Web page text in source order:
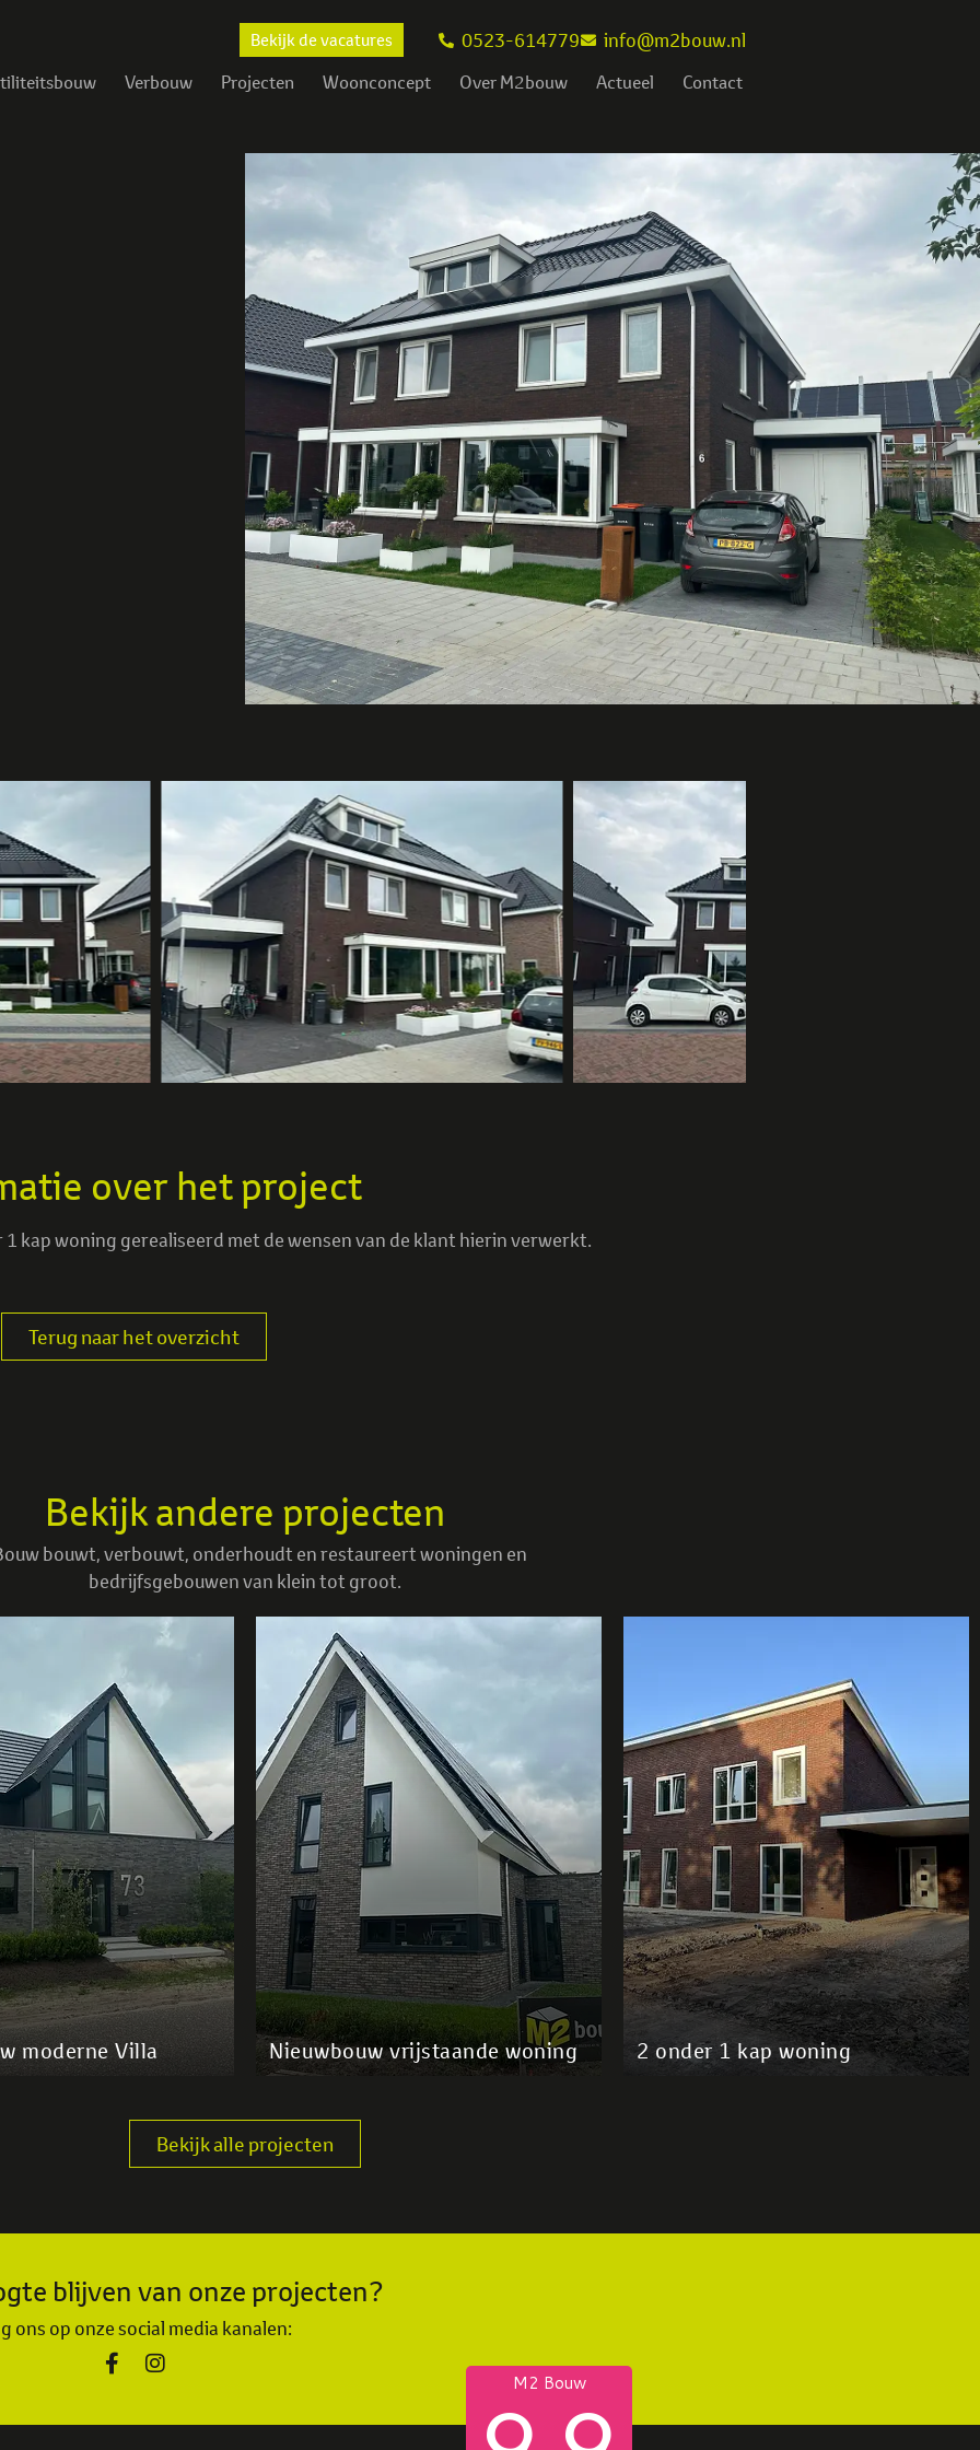
Bekijk de vacatures 0523-614779 info@m2bouw.nl
Verbouw Projecten Woonconcept Over M2bouw Actueel Contact
over het project
kap woning gerealiseerd met de wensen van de klant hierin verwerkt.
Terug naar het overzicht
Bekijk andere projecten
bouwt, verbouwt, onderhoudt en restaureert woningen en
bedrijfsgebouwen van klein tot groot.
moderne Villa Nieuwbouw vrijstaande woning 2 onder 1 kap woning
Bekijk alle projecten
blijven van onze projecten?
ons op onze social media kanalen: